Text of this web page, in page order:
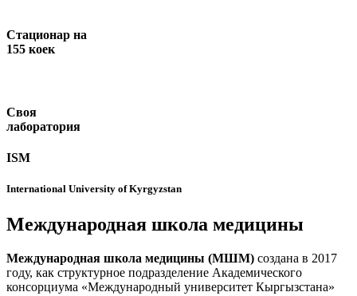
Стационар на
155 коек
Своя
лаборатория
ISM
International University of Kyrgyzstan
Международная школа медицины
Международная школа медицины (МШМ) создана в 2017
году, как структурное подразделение Академического
консорциума «Международный университет Кыргызстана»